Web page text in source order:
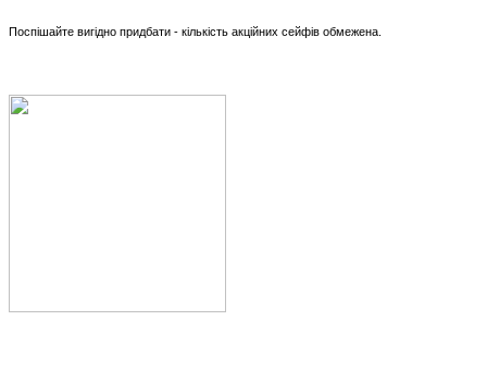
Поспішайте вигідно придбати - кількість акційних сейфів обмежена.